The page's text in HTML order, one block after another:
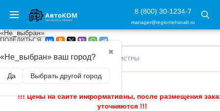
8 (800) 30-1234-7
manager@regiontehsnab.ru
«Не_выбран»
✖
«Не_выбран» ваш город?
Да Выбрать другой город
ПОДЕЛИТЬСЯ:
ГЛАВНАЯ / АВТОАКСЕССУАРЫ КАНИСТРЫ
!!! Цены на сайте информативны, после размещения
уточняются !!!